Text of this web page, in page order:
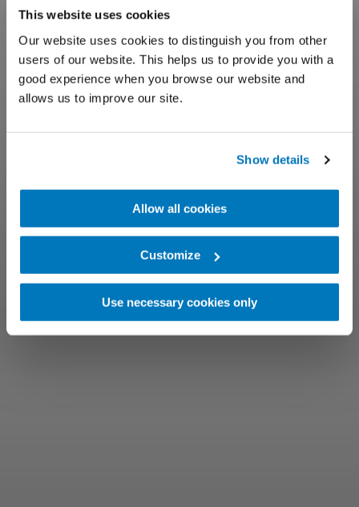
This website uses cookies
Our website uses cookies to distinguish you from other
users of our website. This helps us to provide you with a
good experience when you browse our website and
allows us to improve our site.
Show details
Allow all cookies
Customize
Use necessary cookies only